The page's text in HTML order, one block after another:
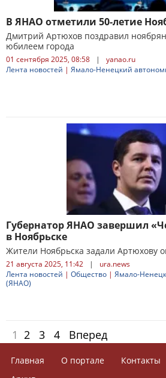
В ЯНАО отметили 50-летие
Дмитрий Артюхов поздравил
юбилеем города
01 сентября 2025, 08:58 |
yanao.ru
Лента новостей | Ямало-Ненецкий
Губернатор ЯНАО завершил
в Ноябрьске
Жители Ноябрьска задали Артюхову
21 августа 2025, 11:42 |
ura.news
Лента новостей | Общество | Ямало-
(ЯНАО)
1 2 3 4 Вперед
Главная О портале Контакты